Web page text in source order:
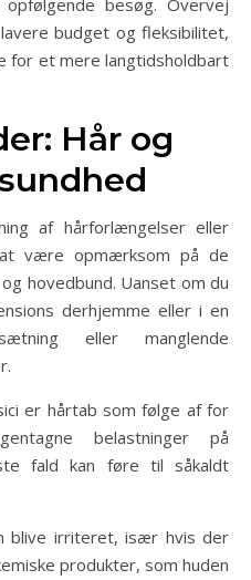
besøg. Overvej
budget og fleksibilitet,
for et mere langtidsholdbart
Hår og
af hårforlængelser eller
være opmærksom på de
hovedbund. Uanset om du
derhjemme eller i en
eller manglende
er hårtab som følge af for
belastninger på
fald kan føre til såkaldt
blive irriteret, især hvis der
produkter, som huden